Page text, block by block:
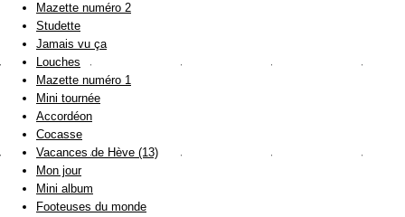
Mazette numéro 2
Studette
Jamais vu ça
Louches
Mazette numéro 1
Mini tournée
Accordéon
Cocasse
Vacances de Hève (13)
Mon jour
Mini album
Footeuses du monde